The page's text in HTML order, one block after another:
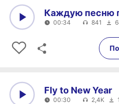
00:34
Каждую песню
00:34 841
Fly to New Year
00:30 2,4K